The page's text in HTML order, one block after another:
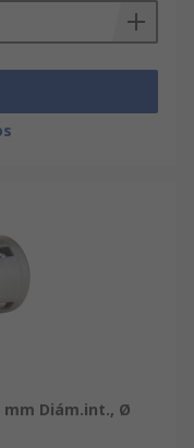
mm Diám.int., Ø